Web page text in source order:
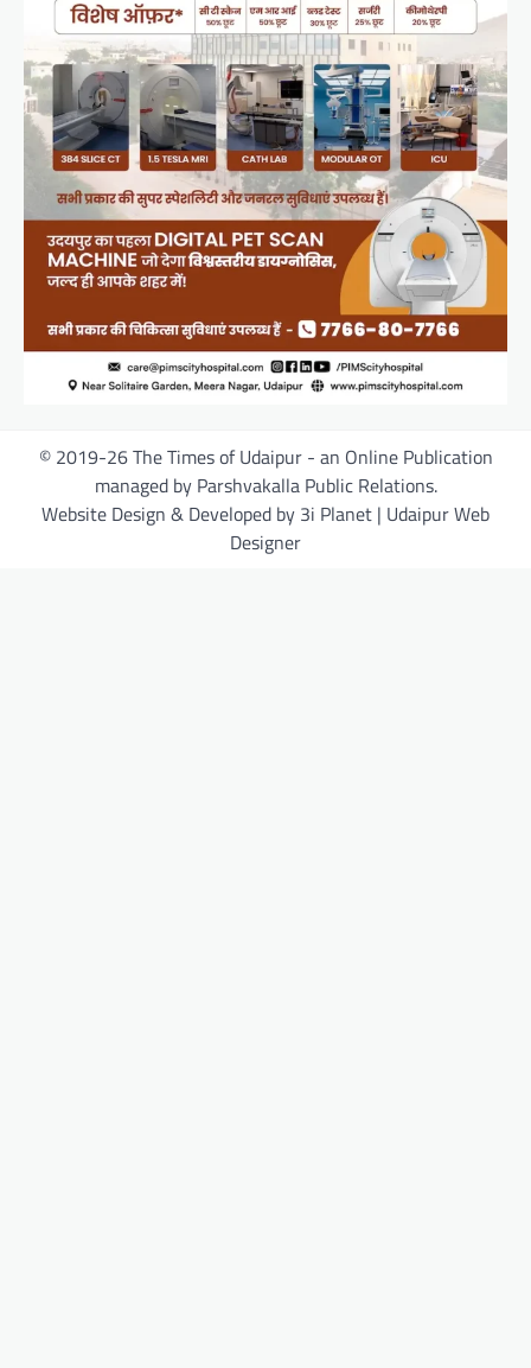
© 2019-26 The Times of Udaipur - an Online Publication
managed by Parshvakalla Public Relations.
Website Design & Developed by 3i Planet | Udaipur Web
Designer